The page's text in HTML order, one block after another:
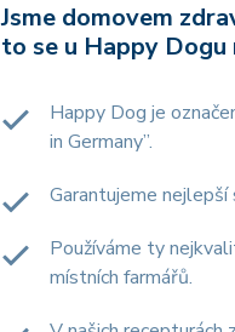
Jsme domovem
to se u Happy
Happy Dog je
in Germany”.
Garantujeme
Používáme ty
místních farmářů.